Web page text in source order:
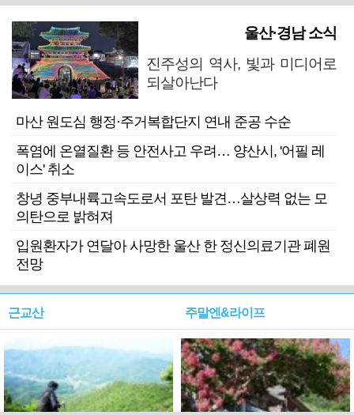
울산·경남 소식
진주성의 역사, 빛과 미디어로
되살아난다
마산 원도심 행정·주거복합단지 연내 준공 수순
폭염에 온열질환 등 안전사고 우려… 양산시, '어필 레
이스' 취소
창녕 중부내륙고속도로서 포탄 발견…살상력 없는 모
의탄으로 밝혀져
입원환자가 연달아 사망한 울산 한 정신의료기관 폐원
전망
근교산 주말엔&라이프